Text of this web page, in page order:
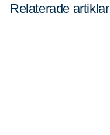
Relaterade artiklar